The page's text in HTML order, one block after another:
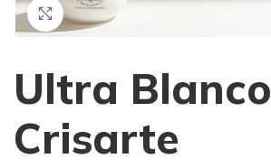
Haga Click para agrandar
Ultra Blanco
Crisarte